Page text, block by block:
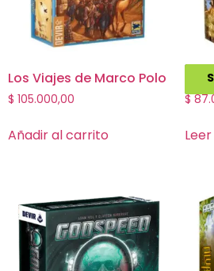
Los Viajes de Marco Polo
$ 105.000,00
Añadir al carrito
$